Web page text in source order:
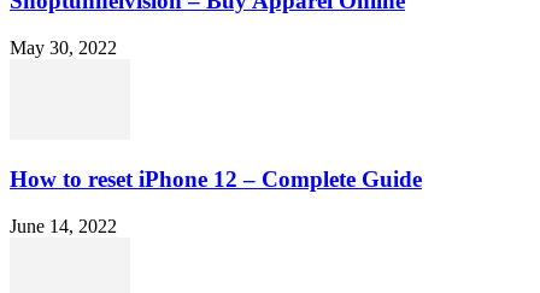
May 30, 2022
How to reset iPhone 12 – Complete Guide
June 14, 2022